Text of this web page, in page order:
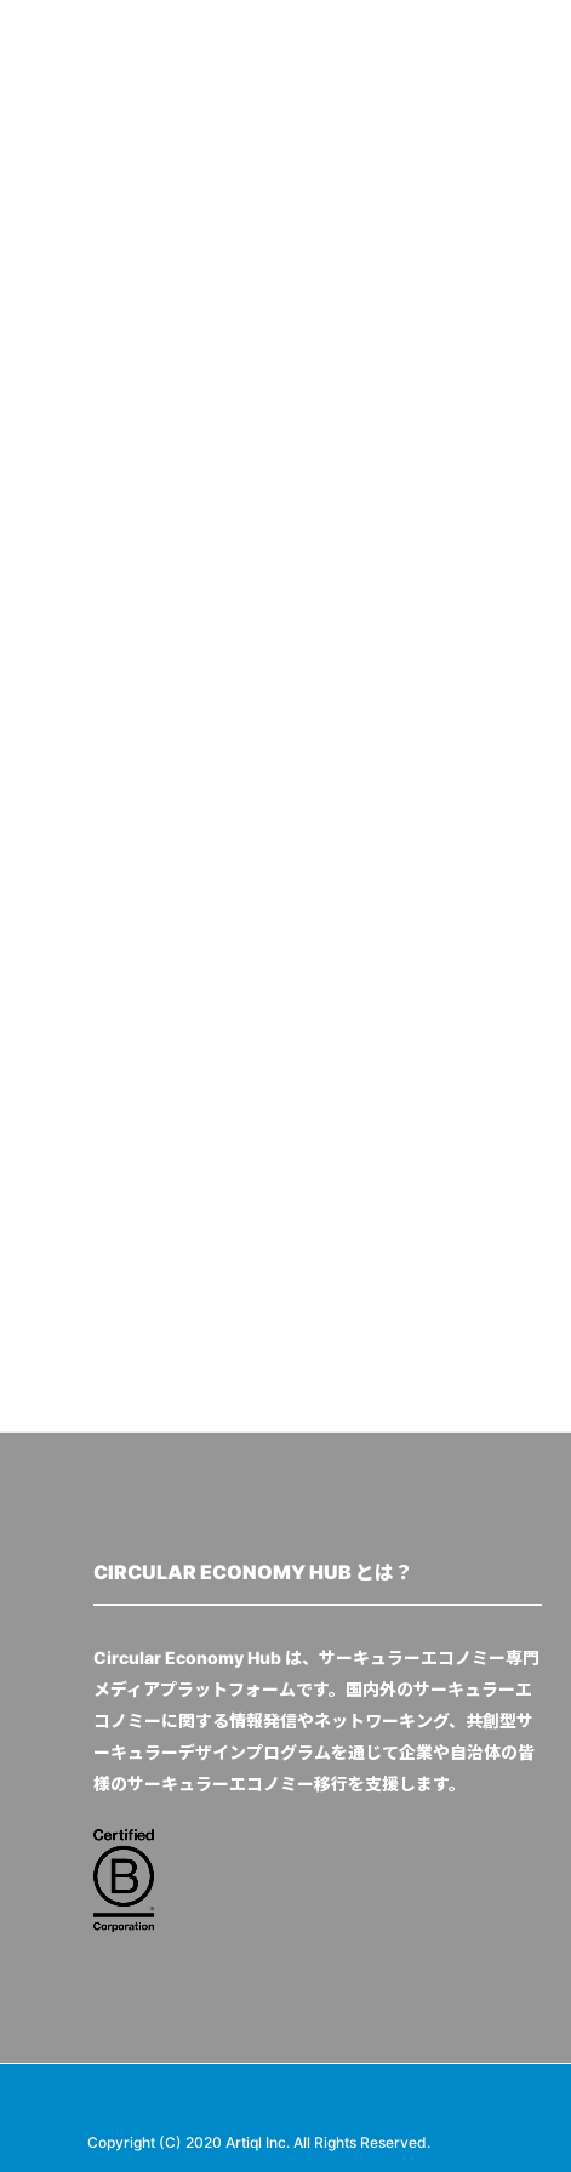
CIRCULAR ECONOMY HUB とは？
Circular Economy Hub は、サーキュラーエコノミー専門
メディアプラットフォームです。国内外のサーキュラーエ
コノミーに関する情報発信やネットワーキング、共創型サ
ーキュラーデザインプログラムを通じて企業や自治体の皆
様のサーキュラーエコノミー移行を支援します。
Copyright (C) 2020 Artiql Inc. All Rights Reserved.